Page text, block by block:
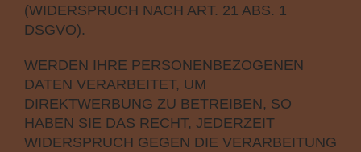
(WIDERSPRUCH NACH ART. 21 ABS. 1
DSGVO).
WERDEN IHRE PERSONENBEZOGENEN
DATEN VERARBEITET, UM
DIREKTWERBUNG ZU BETREIBEN, SO
HABEN SIE DAS RECHT, JEDERZEIT
WIDERSPRUCH GEGEN DIE VERARBEITUNG